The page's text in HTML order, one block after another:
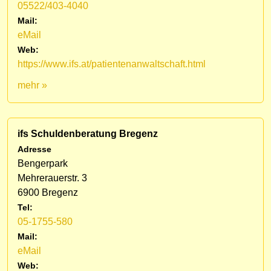
05522/403-4040
Mail:
eMail
Web:
https://www.ifs.at/patientenanwaltschaft.html
mehr »
ifs Schuldenberatung Bregenz
Adresse
Bengerpark
Mehrerauerstr. 3
6900 Bregenz
Tel:
05-1755-580
Mail:
eMail
Web: